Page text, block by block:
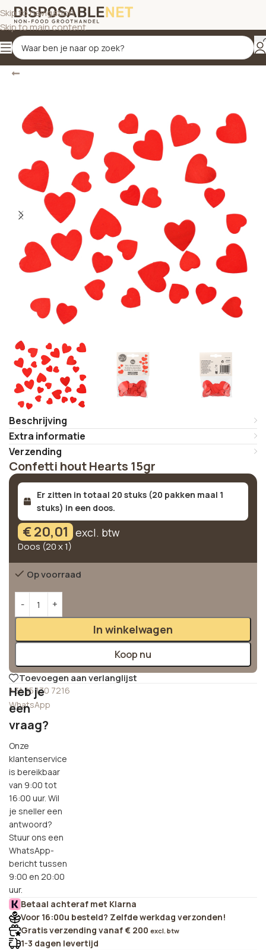
Skip to navigation
Skip to main content
Terug Home/Decoratiestrooisels en confetti
Beschrijving
Extra informatie
Verzending
Confetti hout Hearts 15gr
Er zitten in totaal 20 stuks (20 pakken maal 1
stuks) in een doos.
€20,01 excl. btw
Doos (20 x 1)
Op voorraad
In winkelwagen
Koop nu
Toevoegen aan verlanglijst
+31 85 130 7216
WhatsApp
Heb je
een
vraag?
Onze
klantenservice
is bereikbaar
van 9:00 tot
16:00 uur. Wil
je sneller een
antwoord?
Stuur ons een
WhatsApp-
bericht tussen
9:00 en 20:00
uur.
Betaal achteraf met Klarna
Voor 16:00u besteld? Zelfde werkdag verzonden!
Gratis verzending vanaf € 200 excl. btw
1-3 dagen levertijd